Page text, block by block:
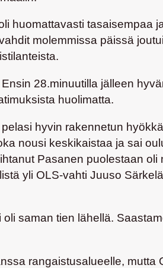
huomattavasti tasaisempaa
molemmissa päissä
28.minuutilla jälleen
huolimatta.
hyvin rakennetun
nousi keskikaistaa ja sai
Pasanen puolestaan
yli OLS-vahti Juuso
saman tien lähellä.
rangaistusalueelle,